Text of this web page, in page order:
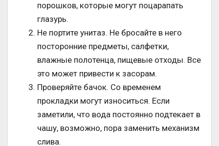
порошков, которые могут поцарапать
глазурь.
Не портите унитаз. Не бросайте в него
посторонние предметы, салфетки,
влажные полотенца, пищевые отходы. Все
это может привести к засорам.
Проверяйте бачок. Со временем
прокладки могут износиться. Если
заметили, что вода постоянно подтекает в
чашу, возможно, пора заменить механизм
слива.